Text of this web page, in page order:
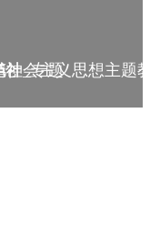
神_专题
会主义思想主题